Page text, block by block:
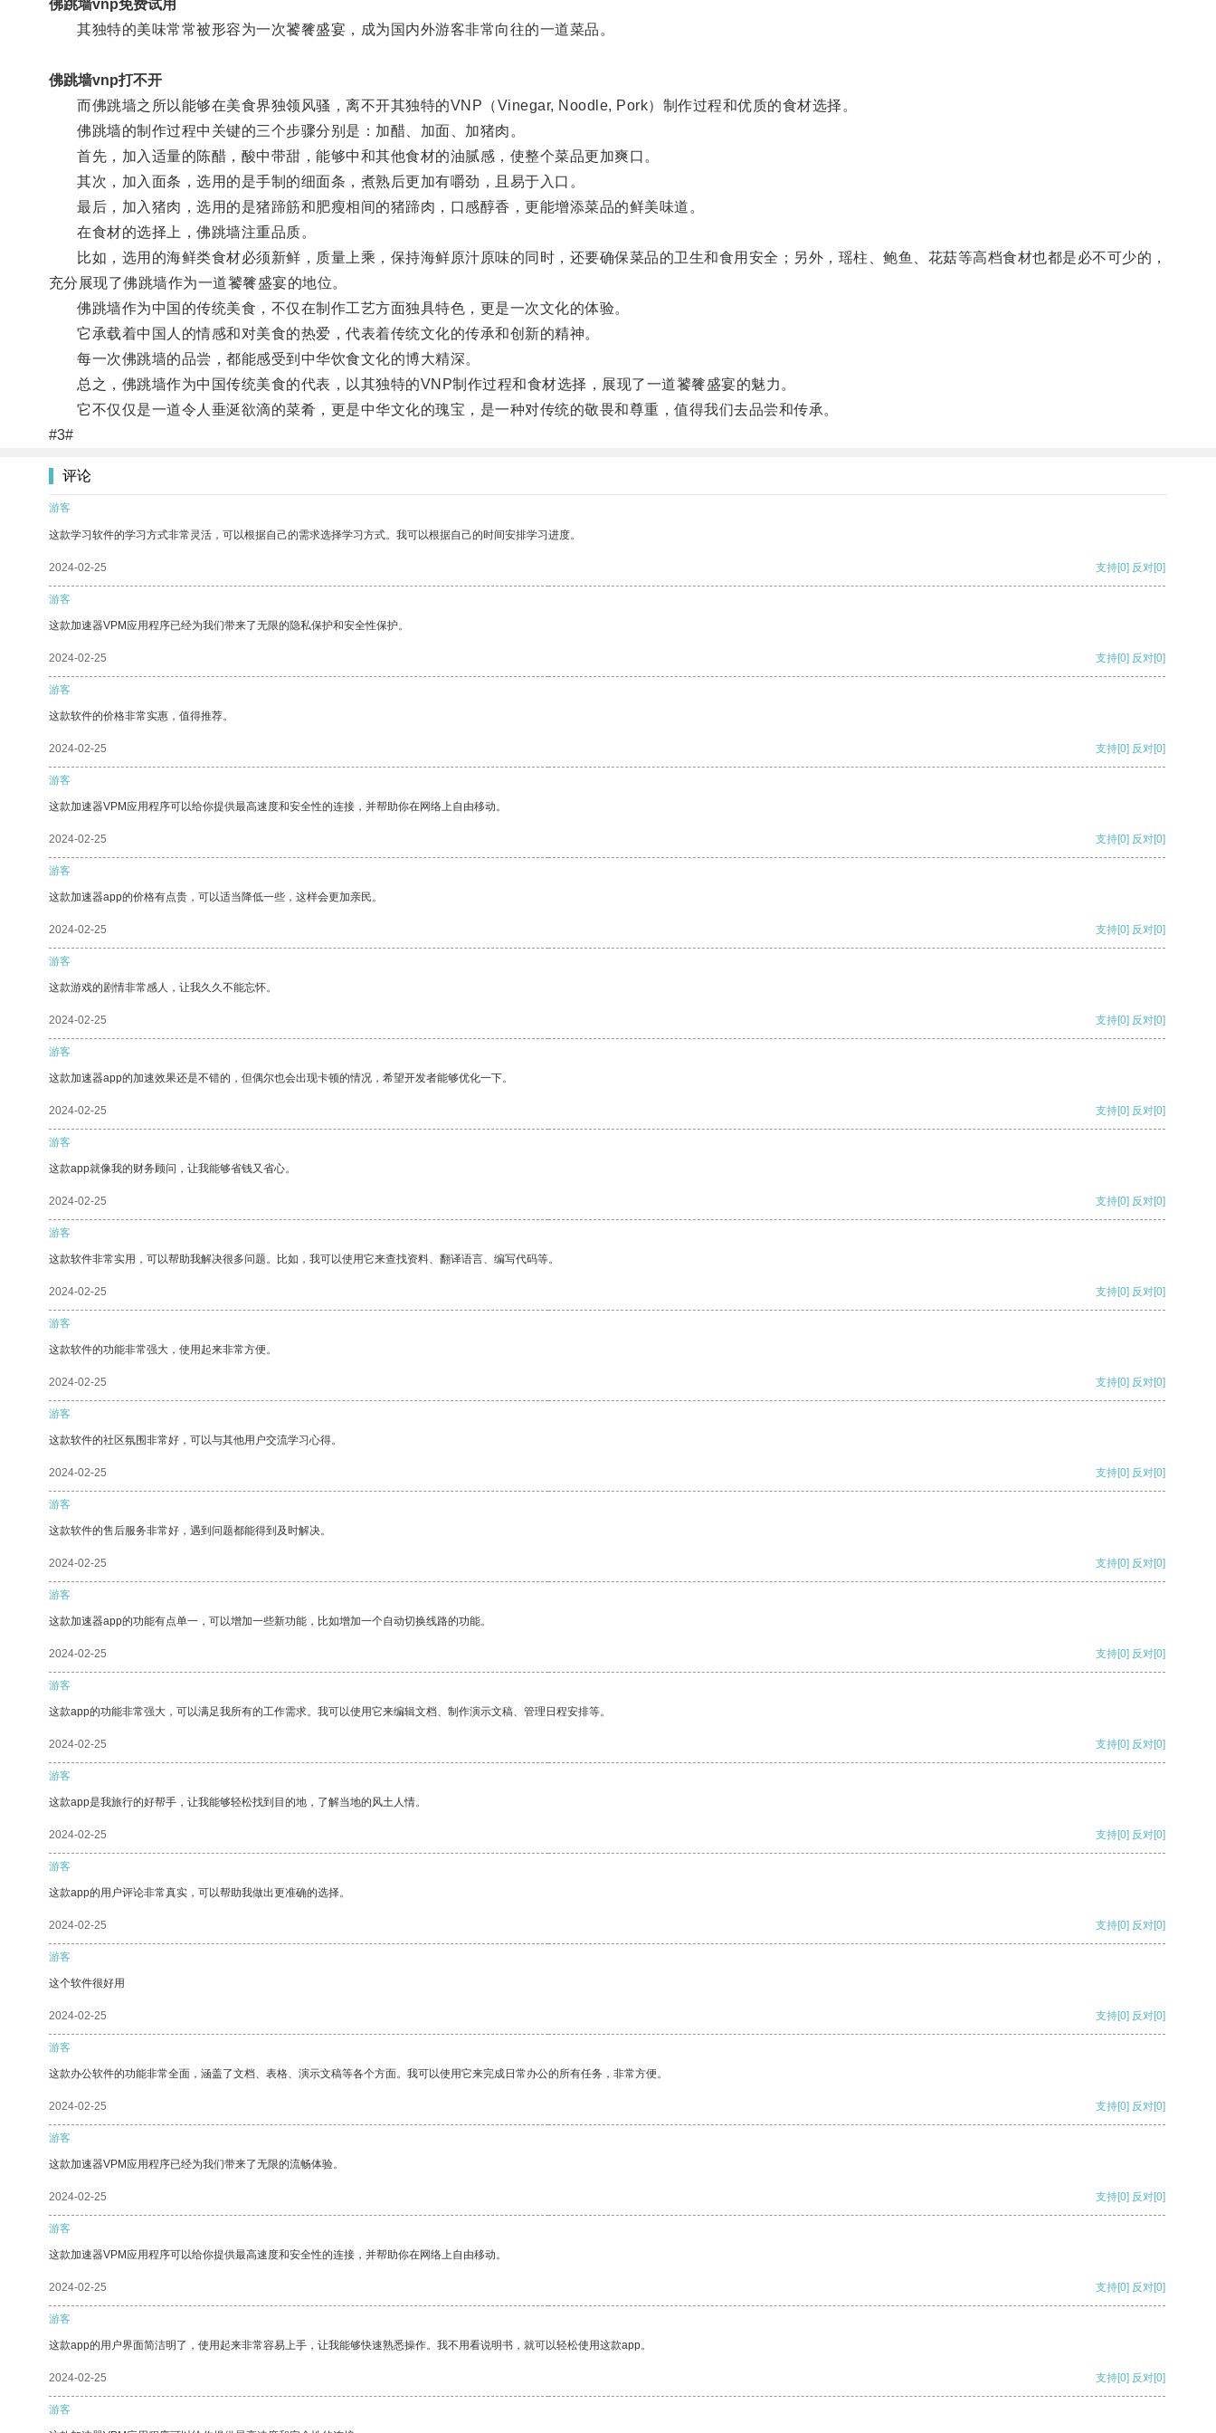
佛跳墙vnp免费试用
其独特的美味常常被形容为一次饕餮盛宴，成为国内外游客非常向往的一道菜品。
佛跳墙vnp打不开
而佛跳墙之所以能够在美食界独领风骚，离不开其独特的VNP（Vinegar, Noodle, Pork）制作过程和优质的食材选择。
佛跳墙的制作过程中关键的三个步骤分别是：加醋、加面、加猪肉。
首先，加入适量的陈醋，酸中带甜，能够中和其他食材的油腻感，使整个菜品更加爽口。
其次，加入面条，选用的是手制的细面条，煮熟后更加有嚼劲，且易于入口。
最后，加入猪肉，选用的是猪蹄筋和肥瘦相间的猪蹄肉，口感醇香，更能增添菜品的鲜美味道。
在食材的选择上，佛跳墙注重品质。
比如，选用的海鲜类食材必须新鲜，质量上乘，保持海鲜原汁原味的同时，还要确保菜品的卫生和食用安全；另外，瑶柱、鲍鱼、花菇等高档食材也都是必不可少的，
充分展现了佛跳墙作为一道饕餮盛宴的地位。
佛跳墙作为中国的传统美食，不仅在制作工艺方面独具特色，更是一次文化的体验。
它承载着中国人的情感和对美食的热爱，代表着传统文化的传承和创新的精神。
每一次佛跳墙的品尝，都能感受到中华饮食文化的博大精深。
总之，佛跳墙作为中国传统美食的代表，以其独特的VNP制作过程和食材选择，展现了一道饕餮盛宴的魅力。
它不仅仅是一道令人垂涎欲滴的菜肴，更是中华文化的瑰宝，是一种对传统的敬畏和尊重，值得我们去品尝和传承。
#3#
评论
游客
这款学习软件的学习方式非常灵活，可以根据自己的需求选择学习方式。我可以根据自己的时间安排学习进度。
2024-02-25 支持[0] 反对[0]
游客
这款加速器VPM应用程序已经为我们带来了无限的隐私保护和安全性保护。
2024-02-25 支持[0] 反对[0]
游客
这款软件的价格非常实惠，值得推荐。
2024-02-25 支持[0] 反对[0]
游客
这款加速器VPM应用程序可以给你提供最高速度和安全性的连接，并帮助你在网络上自由移动。
2024-02-25 支持[0] 反对[0]
游客
这款加速器app的价格有点贵，可以适当降低一些，这样会更加亲民。
2024-02-25 支持[0] 反对[0]
游客
这款游戏的剧情非常感人，让我久久不能忘怀。
2024-02-25 支持[0] 反对[0]
游客
这款加速器app的加速效果还是不错的，但偶尔也会出现卡顿的情况，希望开发者能够优化一下。
2024-02-25 支持[0] 反对[0]
游客
这款app就像我的财务顾问，让我能够省钱又省心。
2024-02-25 支持[0] 反对[0]
游客
这款软件非常实用，可以帮助我解决很多问题。比如，我可以使用它来查找资料、翻译语言、编写代码等。
2024-02-25 支持[0] 反对[0]
游客
这款软件的功能非常强大，使用起来非常方便。
2024-02-25 支持[0] 反对[0]
游客
这款软件的社区氛围非常好，可以与其他用户交流学习心得。
2024-02-25 支持[0] 反对[0]
游客
这款软件的售后服务非常好，遇到问题都能得到及时解决。
2024-02-25 支持[0] 反对[0]
游客
这款加速器app的功能有点单一，可以增加一些新功能，比如增加一个自动切换线路的功能。
2024-02-25 支持[0] 反对[0]
游客
这款app的功能非常强大，可以满足我所有的工作需求。我可以使用它来编辑文档、制作演示文稿、管理日程安排等。
2024-02-25 支持[0] 反对[0]
游客
这款app是我旅行的好帮手，让我能够轻松找到目的地，了解当地的风土人情。
2024-02-25 支持[0] 反对[0]
游客
这款app的用户评论非常真实，可以帮助我做出更准确的选择。
2024-02-25 支持[0] 反对[0]
游客
这个软件很好用
2024-02-25 支持[0] 反对[0]
游客
这款办公软件的功能非常全面，涵盖了文档、表格、演示文稿等各个方面。我可以使用它来完成日常办公的所有任务，非常方便。
2024-02-25 支持[0] 反对[0]
游客
这款加速器VPM应用程序已经为我们带来了无限的流畅体验。
2024-02-25 支持[0] 反对[0]
游客
这款加速器VPM应用程序可以给你提供最高速度和安全性的连接，并帮助你在网络上自由移动。
2024-02-25 支持[0] 反对[0]
游客
这款app的用户界面简洁明了，使用起来非常容易上手，让我能够快速熟悉操作。我不用看说明书，就可以轻松使用这款app。
2024-02-25 支持[0] 反对[0]
游客